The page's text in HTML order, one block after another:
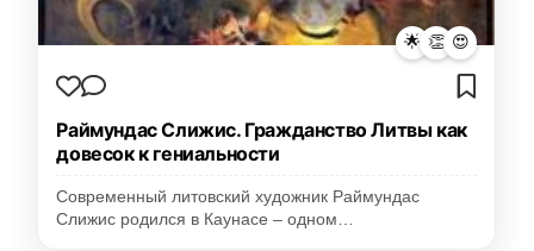
🌟 👏 😍
Раймундас Слижис. Гражданство Литвы как
довесок к гениальности
Современный литовский художник Раймундас
Слижис родился в Каунасе – одном…